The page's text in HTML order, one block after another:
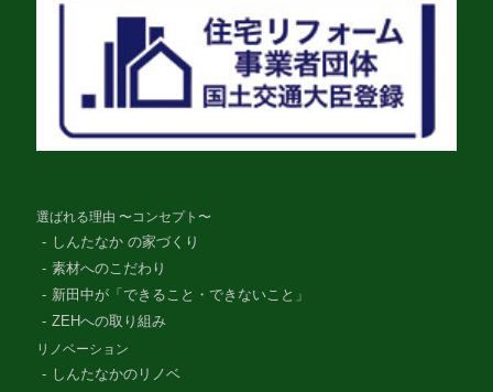
選ばれる理由 〜コンセプト〜
しんたなか の家づくり
素材へのこだわり
新田中が「できること・できないこと」
ZEHへの取り組み
リノベーション
しんたなかのリノベ